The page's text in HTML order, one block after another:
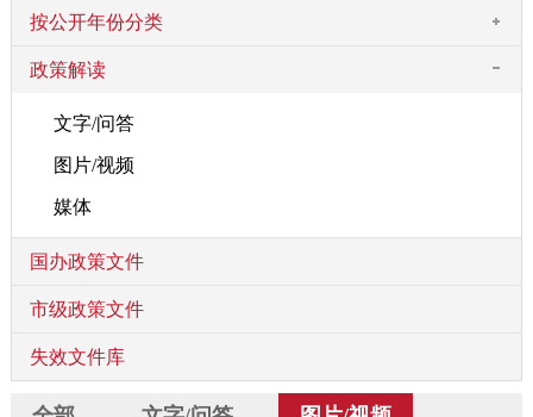
按公开年份分类
政策解读
文字/问答
图片/视频
媒体
国办政策文件
市级政策文件
失效文件库